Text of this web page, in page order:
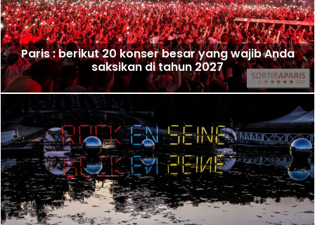
Paris : berikut 20 konser besar yang wajib Anda
saksikan di tahun 2027